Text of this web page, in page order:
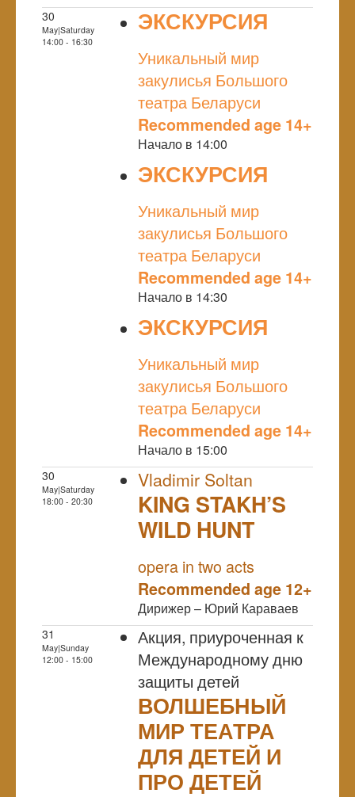
30
May|Saturday
14:00 - 16:30
ЭКСКУРСИЯ
Уникальный мир
закулисья Большого
театра Беларуси
Recommended age 14+
Начало в 14:00
ЭКСКУРСИЯ
Уникальный мир
закулисья Большого
театра Беларуси
Recommended age 14+
Начало в 14:30
ЭКСКУРСИЯ
Уникальный мир
закулисья Большого
театра Беларуси
Recommended age 14+
Начало в 15:00
30
May|Saturday
18:00 - 20:30
Vladimir Soltan
KING STAKH’S
WILD HUNT
opera in two acts
Recommended age 12+
Дирижер – Юрий Караваев
31
May|Sunday
12:00 - 15:00
Акция, приуроченная к
Международному дню
защиты детей
ВОЛШЕБНЫЙ
МИР ТЕАТРА
ДЛЯ ДЕТЕЙ И
ПРО ДЕТЕЙ